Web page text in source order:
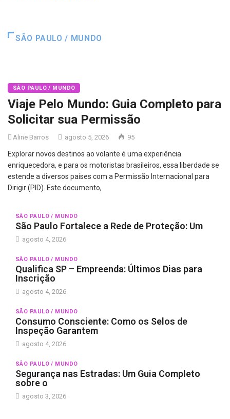
SÃO PAULO / MUNDO
SÃO PAULO / MUNDO
Viaje Pelo Mundo: Guia Completo para
Solicitar sua Permissão
Aline Barros agosto 5, 2026 95
Explorar novos destinos ao volante é uma experiência
enriquecedora, e para os motoristas brasileiros, essa liberdade se
estende a diversos países com a Permissão Internacional para
Dirigir (PID). Este documento,
SÃO PAULO / MUNDO
São Paulo Fortalece a Rede de Proteção: Um
agosto 4, 2026
SÃO PAULO / MUNDO
Qualifica SP – Empreenda: Últimos Dias para
Inscrição
agosto 4, 2026
SÃO PAULO / MUNDO
Consumo Consciente: Como os Selos de
Inspeção Garantem
agosto 4, 2026
SÃO PAULO / MUNDO
Segurança nas Estradas: Um Guia Completo
sobre o
agosto 3, 2026